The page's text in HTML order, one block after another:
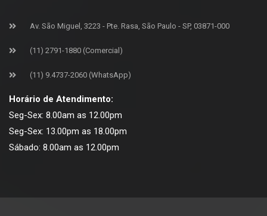
Av. São Miguel, 3223 - Pte. Rasa, São Paulo - SP, 03871-000
(11) 2791-1880 (Comercial)
(11) 9.4737-2060 (WhatsApp)
Horário de Atendimento:
Seg-Sex: 8.00am as 12.00pm
Seg-Sex: 13.00pm as 18.00pm
Sábado: 8.00am as 12.00pm